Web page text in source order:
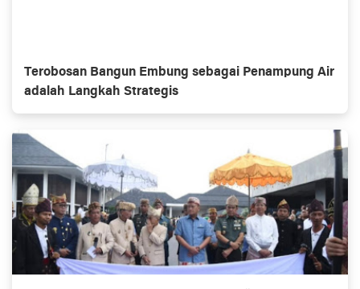
Terobosan Bangun Embung sebagai Penampung Air
adalah Langkah Strategis